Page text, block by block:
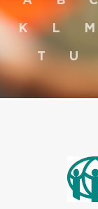
K L M
T U